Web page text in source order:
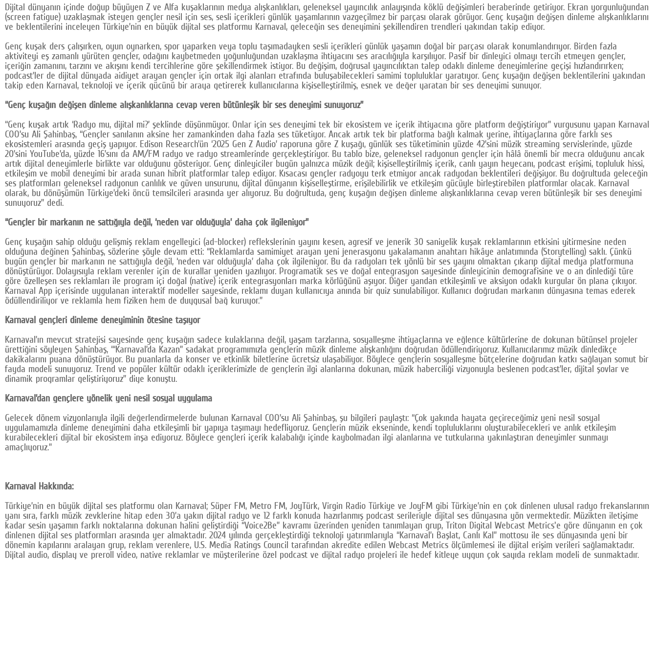
Dijital dünyanın içinde doğup büyüyen Z ve Alfa kuşaklarının medya alışkanlıkları, geleneksel yayıncılık anlayışında köklü değişimleri beraberinde getiriyor. Ekran yorgunluğundan
(screen fatigue) uzaklaşmak isteyen gençler nesil için ses, sesli içerikleri günlük yaşamlarının vazgeçilmez bir parçası olarak görüyor. Genç kuşağın değişen dinleme alışkanlıklarını
ve beklentilerini inceleyen Türkiye’nin en büyük dijital ses platformu Karnaval, geleceğin ses deneyimini şekillendiren trendleri yakından takip ediyor.
Genç kuşak ders çalışırken, oyun oynarken, spor yaparken veya toplu taşımadayken sesli içerikleri günlük yaşamın doğal bir parçası olarak konumlandırıyor. Birden fazla
aktiviteyi eş zamanlı yürüten gençler, odağını kaybetmeden yoğunluğundan uzaklaşma ihtiyacını ses aracılığıyla karşılıyor. Pasif bir dinleyici olmayı tercih etmeyen gençler,
içeriğin zamanını, tarzını ve akışını kendi tercihlerine göre şekillendirmek istiyor. Bu değişim, doğrusal yayıncılıktan talep odaklı dinleme deneyimlerine geçişi hızlandırırken;
podcast’ler de dijital dünyada aidiyet arayan gençler için ortak ilgi alanları etrafında buluşabilecekleri samimi topluluklar yaratıyor. Genç kuşağın değişen beklentilerini yakından
takip eden Karnaval, teknoloji ve içerik gücünü bir araya getirerek kullanıcılarına kişiselleştirilmiş, esnek ve değer yaratan bir ses deneyimi sunuyor.
“Genç kuşağın değişen dinleme alışkanlıklarına cevap veren bütünleşik bir ses deneyimi sunuyoruz”
“Genç kuşak artık ‘Radyo mu, dijital mi?’ şeklinde düşünmüyor. Onlar için ses deneyimi tek bir ekosistem ve içerik ihtiyacına göre platform değiştiriyor” vurgusunu yapan Karnaval
COO’su Ali Şahinbaş, “Gençler sanılanın aksine her zamankinden daha fazla ses tüketiyor. Ancak artık tek bir platforma bağlı kalmak yerine, ihtiyaçlarına göre farklı ses
ekosistemleri arasında geçiş yapıyor. Edison Research’ün ‘2025 Gen Z Audio’ raporuna göre Z kuşağı, günlük ses tüketiminin yüzde 42’sini müzik streaming servislerinde, yüzde
20’sini YouTube’da, yüzde 16’sını da AM/FM radyo ve radyo streamlerinde gerçekleştiriyor. Bu tablo bize, geleneksel radyonun gençler için hâlâ önemli bir mecra olduğunu ancak
artık dijital deneyimlerle birlikte var olduğunu gösteriyor. Genç dinleyiciler bugün yalnızca müzik değil; kişiselleştirilmiş içerik, canlı yayın heyecanı, podcast erişimi, topluluk hissi,
etkileşim ve mobil deneyimi bir arada sunan hibrit platformlar talep ediyor. Kısacası gençler radyoyu terk etmiyor ancak radyodan beklentileri değişiyor. Bu doğrultuda geleceğin
ses platformları geleneksel radyonun canlılık ve güven unsurunu, dijital dünyanın kişiselleştirme, erişilebilirlik ve etkileşim gücüyle birleştirebilen platformlar olacak. Karnaval
olarak, bu dönüşümün Türkiye’deki öncü temsilcileri arasında yer alıyoruz. Bu doğrultuda, genç kuşağın değişen dinleme alışkanlıklarına cevap veren bütünleşik bir ses deneyimi
sunuyoruz” dedi.
“Gençler bir markanın ne sattığıyla değil, ‘neden var olduğuyla’ daha çok ilgileniyor”
Genç kuşağın sahip olduğu gelişmiş reklam engelleyici (ad-blocker) reflekslerinin yayını kesen, agresif ve jenerik 30 saniyelik kuşak reklamlarının etkisini yitirmesine neden
olduğuna değinen Şahinbaş, sözlerine şöyle devam etti: “Reklamlarda samimiyet arayan yeni jenerasyonu yakalamanın anahtarı hikâye anlatımında (Storytelling) saklı. Çünkü
bugün gençler bir markanın ne sattığıyla değil, ‘neden var olduğuyla’ daha çok ilgileniyor. Bu da radyoları tek yönlü bir ses yayını olmaktan çıkarıp dijital medya platformuna
dönüştürüyor. Dolayısıyla reklam verenler için de kurallar yeniden yazılıyor. Programatik ses ve doğal entegrasyon sayesinde dinleyicinin demografisine ve o an dinlediği türe
göre özelleşen ses reklamları ile program içi doğal (native) içerik entegrasyonları marka körlüğünü aşıyor. Diğer yandan etkileşimli ve aksiyon odaklı kurgular ön plana çıkıyor.
Karnaval App içerisinde uygulanan interaktif modeller sayesinde, reklamı duyan kullanıcıya anında bir quiz sunulabiliyor. Kullanıcı doğrudan markanın dünyasına temas ederek
ödüllendiriliyor ve reklamla hem fiziken hem de duygusal bağ kuruyor.”
Karnaval gençleri dinleme deneyiminin ötesine taşıyor
Karnaval’ın mevcut stratejisi sayesinde genç kuşağın sadece kulaklarına değil, yaşam tarzlarına, sosyalleşme ihtiyaçlarına ve eğlence kültürlerine de dokunan bütünsel projeler
ürettiğini söyleyen Şahinbaş, “‘Karnaval’da Kazan” sadakat programımızla gençlerin müzik dinleme alışkanlığını doğrudan ödüllendiriyoruz. Kullanıcılarımız müzik dinledikçe
dakikalarını puana dönüştürüyor. Bu puanlarla da konser ve etkinlik biletlerine ücretsiz ulaşabiliyor. Böylece gençlerin sosyalleşme bütçelerine doğrudan katkı sağlayan somut bir
fayda modeli sunuyoruz. Trend ve popüler kültür odaklı içeriklerimizle de gençlerin ilgi alanlarına dokunan, müzik haberciliği vizyonuyla beslenen podcast’ler, dijital şovlar ve
dinamik programlar geliştiriyoruz” diye konuştu.
Karnaval’dan gençlere yönelik yeni nesil sosyal uygulama
Gelecek dönem vizyonlarıyla ilgili değerlendirmelerde bulunan Karnaval COO’su Ali Şahinbaş, şu bilgileri paylaştı: “Çok yakında hayata geçireceğimiz yeni nesil sosyal
uygulamamızla dinleme deneyimini daha etkileşimli bir yapıya taşımayı hedefliyoruz. Gençlerin müzik ekseninde, kendi topluluklarını oluşturabilecekleri ve anlık etkileşim
kurabilecekleri dijital bir ekosistem inşa ediyoruz. Böylece gençleri içerik kalabalığı içinde kaybolmadan ilgi alanlarına ve tutkularına yakınlaştıran deneyimler sunmayı
amaçlıyoruz.”
Karnaval Hakkında:
Türkiye’nin en büyük dijital ses platformu olan Karnaval; Süper FM, Metro FM, JoyTürk, Virgin Radio Türkiye ve JoyFM gibi Türkiye’nin en çok dinlenen ulusal radyo frekanslarının
yanı sıra, farklı müzik zevklerine hitap eden 30’a yakın dijital radyo ve 12 farklı konuda hazırlanmış podcast serileriyle dijital ses dünyasına yön vermektedir. Müzikten iletişime
kadar sesin yaşamın farklı noktalarına dokunan halini geliştirdiği “Voice2Be” kavramı üzerinden yeniden tanımlayan grup, Triton Digital Webcast Metrics'e göre dünyanın en çok
dinlenen dijital ses platformları arasında yer almaktadır. 2024 yılında gerçekleştirdiği teknoloji yatırımlarıyla “Karnaval’ı Başlat, Canlı Kal” mottosu ile ses dünyasında yeni bir
dönemin kapılarını aralayan grup, reklam verenlere, U.S. Media Ratings Council tarafından akredite edilen Webcast Metrics ölçümlemesi ile dijital erişim verileri sağlamaktadır.
Dijital audio, display ve preroll video, native reklamlar ve müşterilerine özel podcast ve dijital radyo projeleri ile hedef kitleye uygun çok sayıda reklam modeli de sunmaktadır.